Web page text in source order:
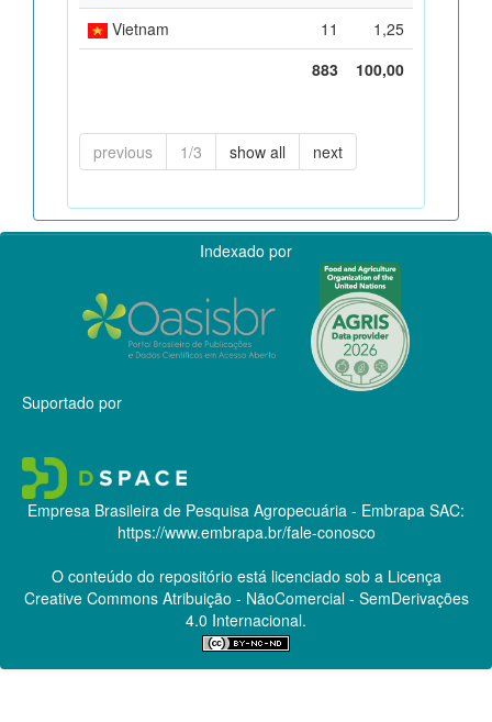
Vietnam
11
1,25
883
100,00
previous 1/3 show all next
Indexado por
Suportado por
Empresa Brasileira de Pesquisa Agropecuária - Embrapa SAC:
https://www.embrapa.br/fale-conosco
O conteúdo do repositório está licenciado sob a Licença
Creative CommonsAtribuição - NãoComercial - SemDerivações
4.0 Internacional.